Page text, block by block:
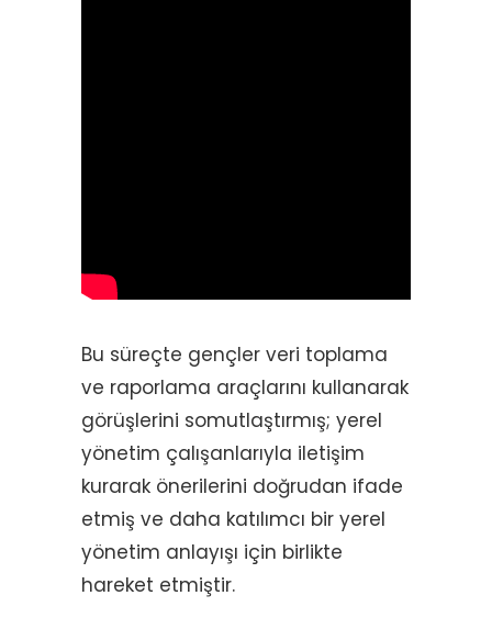
Bu süreçte gençler veri toplama
ve raporlama araçlarını kullanarak
görüşlerini somutlaştırmış; yerel
yönetim çalışanlarıyla iletişim
kurarak önerilerini doğrudan ifade
etmiş ve daha katılımcı bir yerel
yönetim anlayışı için birlikte
hareket etmiştir.